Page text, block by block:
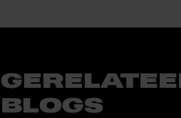
BLOGS